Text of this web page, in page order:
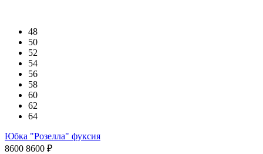
48
50
52
54
56
58
60
62
64
Юбка "Розелла" фуксия
8600 8600 ₽